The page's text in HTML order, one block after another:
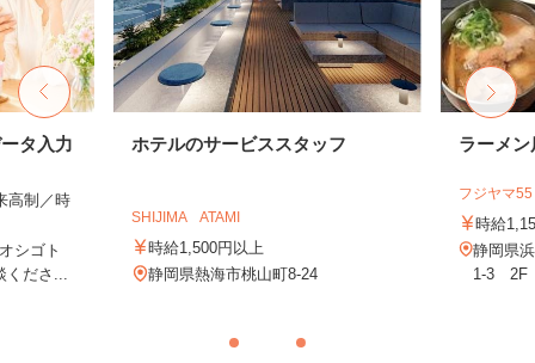
タ入力
高制／時
シゴト
ださ...
ホテルのサービススタッフ
SHIJIMA ATAMI
時給1,500円以上
静岡県熱海市桃山町8-24
ラーメ
フジヤマ
時給
静岡県
1-3 2F